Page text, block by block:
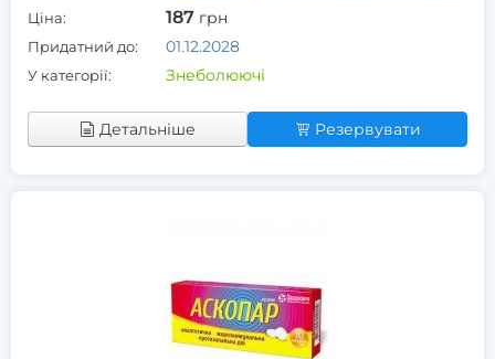
Ціна: 187 грн
Придатний до: 01.12.2028
У категорії: Знеболюючі
Детальніше Резервувати